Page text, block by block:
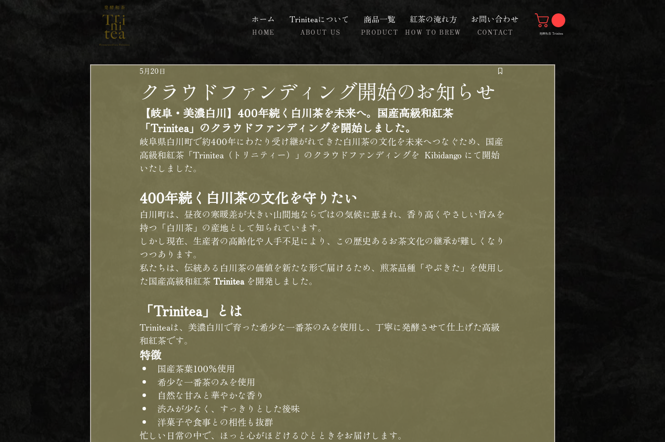
ホーム Trinitea​について 商品一覧 紅茶の淹れ方 お問い合わせ
HOME ABOUT US PRODUCT CONTACT
HOW TO BREW 発酵和茶 Trinitea
クラウドファンディング開始のお知らせ
5月20日
【岐阜・美濃白川】400年続く白川茶を未来へ。国産高級和紅茶
「Trinitea」のクラウドファンディングを開始しました。
岐阜県白川町で約400年にわたり受け継がれてきた白川茶の文化を未来へつなぐため、国産
高級和紅茶「Trinitea（トリニティー）」のクラウドファンディングを  Kibidango にて開始
いたしました。
400年続く白川茶の文化を守りたい
白川町は、昼夜の寒暖差が大きい山間地ならではの気候に恵まれ、香り高くやさしい旨みを
持つ「白川茶」の産地として知られています。
しかし現在、生産者の高齢化や人手不足により、この歴史あるお茶文化の継承が難しくなり
つつあります。
私たちは、伝統ある白川茶の価値を新たな形で届けるため、煎茶品種「やぶきた」を使用し
た国産高級和紅茶 Trinitea を開発しました。
「Trinitea」とは
Triniteaは、美濃白川で育った希少な一番茶のみを使用し、丁寧に発酵させて仕上げた高級
和紅茶です。
特徴
国産茶葉100％使用
希少な一番茶のみを使用
自然な甘みと華やかな香り
渋みが少なく、すっきりとした後味
洋菓子や食事との相性も抜群
忙しい日常の中で、ほっと心がほどけるひとときをお届けします。